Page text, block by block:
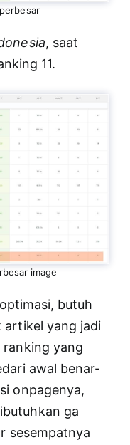
, saat
11.
image
butuh
artikel yang jadi
ranking yang
awal benar-
onpagenya,
ga
sesempatnya